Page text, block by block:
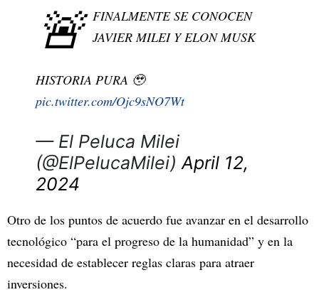
🚨 FINALMENTE SE CONOCEN
JAVIER MILEI Y ELON MUSK
HISTORIA PURA 🥹
pic.twitter.com/Ojc9sNO7Wt
— El Peluca Milei
(@ElPelucaMilei)April 12,
2024
Otro de los puntos de acuerdo fue avanzar en el desarrollo
tecnológico “para el progreso de la humanidad” y en la
necesidad de establecer reglas claras para atraer
inversiones.